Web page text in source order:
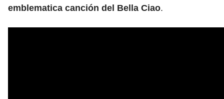
emblematica canción del Bella Ciao.